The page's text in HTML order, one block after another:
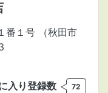
番１号 （秋田市
入り登録数 72